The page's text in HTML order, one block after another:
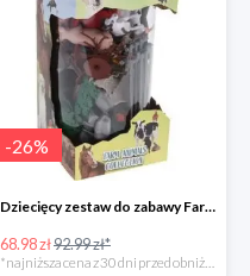
-26%
Dziecięcy zestaw do zabawy Farm animals Collection -26%
68.98 zł92.99 zł*
*najniższa cena z 30 dni przed obniżką